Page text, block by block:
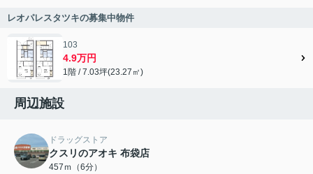
レオパレスタツキの募集中物件
103
4.9万円
1階 / 7.03坪(23.27㎡)
周辺施設
ドラッグストア
クスリのアオキ 布袋店
457ｍ（6分）